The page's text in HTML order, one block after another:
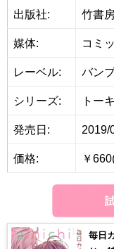
出版社: 竹書
媒体: コミ
レーベル: バン
シリーズ: トー
発売日: 2019/
価格: ￥
毎日